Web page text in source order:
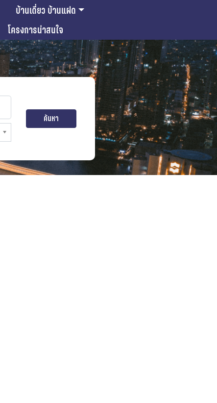
บ้านเดี่ยว บ้านแฝด
โครงการน่าสนใจ
ค้นหา